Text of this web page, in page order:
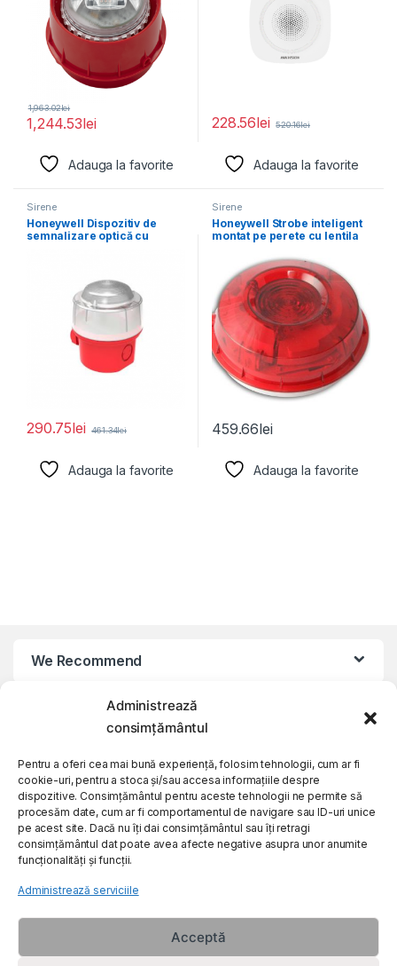
Administrează
consimțământul
Pentru a oferi cea mai bună experiență, folosim tehnologii, cum ar fi
cookie-uri, pentru a stoca și/sau accesa informațiile despre
dispozitive. Consimțământul pentru aceste tehnologii ne permite să
procesăm date, cum ar fi comportamentul de navigare sau ID-uri unice
pe acest site. Dacă nu îți dai consimțământul sau îți retragi
consimțământul dat poate avea afecte negative asupra unor anumite
funcționalități și funcții.
Administrează serviciile
Acceptă
1,244.53lei
1,963.02lei
Adauga la favorite
228.56lei 520.16lei
Adauga la favorite
Sirene
Honeywell Dispozitiv de
semnalizare optică cu
290.75lei 461.34lei
Adauga la favorite
Sirene
Honeywell Strobe inteligent
montat pe perete cu lentila
459.66lei
Adauga la favorite
We Recommend
My Account
Customer Care
About Us